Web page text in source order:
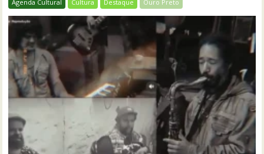
Agenda Cultural Cultura Destaque Ouro Preto